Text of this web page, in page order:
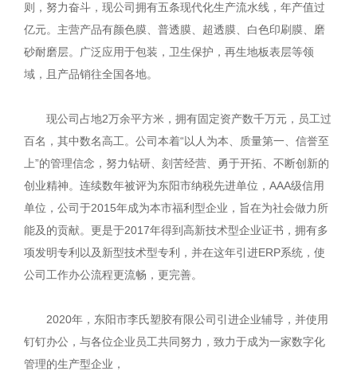
则，努力奋斗，现公司拥有五条现代化生产流水线，年产值过
亿元。主营产品有颜色膜、普透膜、超透膜、白色印刷膜、磨
砂耐磨层。广泛应用于包装，卫生保护，再生地板表层等领
域，且产品销往全国各地。
现公司占地2万余平方米，拥有固定资产数千万元，员工过
百名，其中数名高工。公司本着“以人为本、质量第一、信誉至
上”的管理信念，努力钻研、刻苦经营、勇于开拓、不断创新的
创业精神。连续数年被评为东阳市纳税先进单位，AAA级信用
单位，公司于2015年成为本市福利型企业，旨在为社会做力所
能及的贡献。更是于2017年得到高新技术型企业证书，拥有多
项发明专利以及新型技术型专利，并在这年引进ERP系统，使
公司工作办公流程更流畅，更完善。
2020年，东阳市李氏塑胶有限公司引进企业辅导，并使用
钉钉办公，与各位企业员工共同努力，致力于成为一家数字化
管理的生产型企业，